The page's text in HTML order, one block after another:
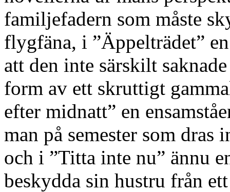
familjefadern som måste
flygfäna, i ”Äppelträdet”
att den inte särskilt
form av ett skruttigt
efter midnatt” en
man på semester som
och i ”Titta inte nu” ännu
beskydda sin hustru från